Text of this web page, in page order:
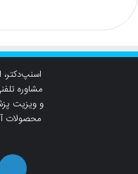
اسنپ‌دکتر،
مشاوره
و ویزیت
محصولات